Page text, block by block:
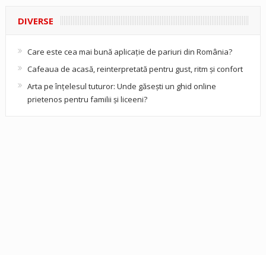
DIVERSE
Care este cea mai bună aplicație de pariuri din România?
Cafeaua de acasă, reinterpretată pentru gust, ritm și confort
Arta pe înțelesul tuturor: Unde găsești un ghid online
prietenos pentru familii și liceeni?